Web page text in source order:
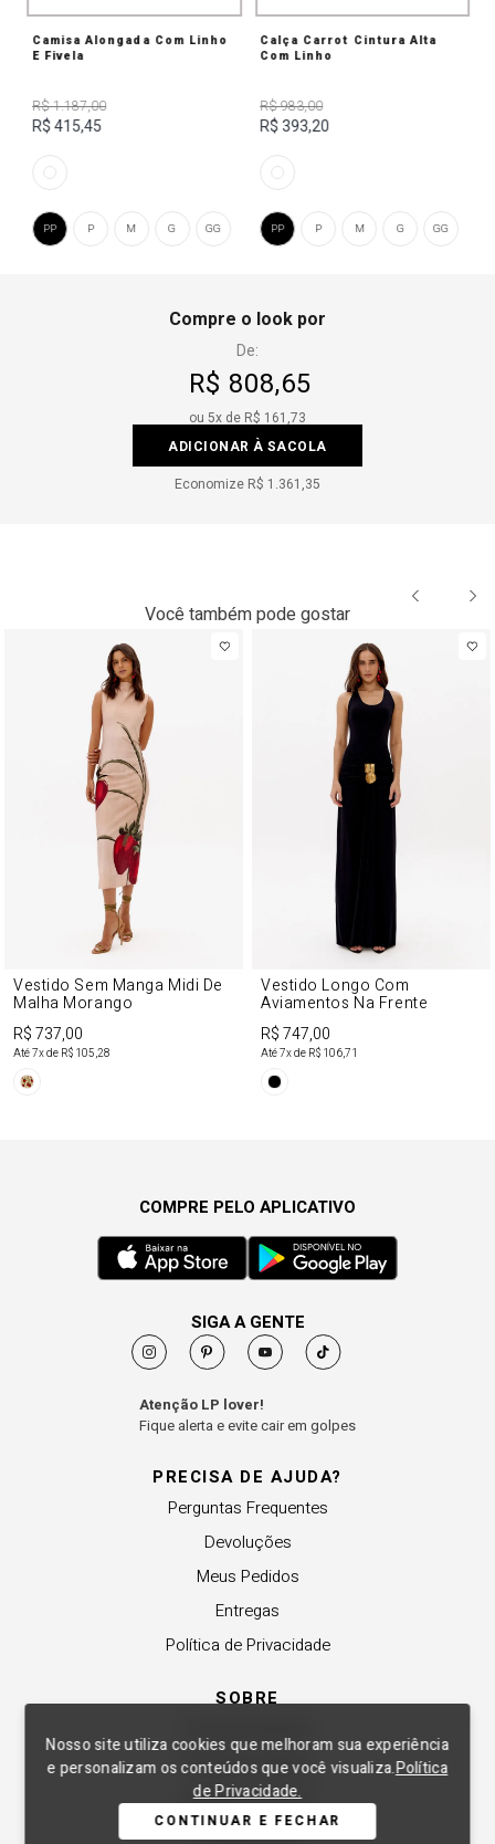
Nosso site utiliza cookies que melhoram sua experiência
e personalizam os conteúdos que você visualiza.Política
de Privacidade.
CONTINUAR E FECHAR
Camisa Alongada Com Linho
E Fivela
R$ 1.187,00
R$ 415,45
G GG
M
P
PP
Calça Carrot Cintura Alta
Com Linho
R$ 983,00
R$ 393,20
G GG
M
P
PP
Compre o look por
De:
R$ 808,65
ou 5x de R$ 161,73
ADICIONAR À SACOLA
Economize R$ 1.361,35
Você também pode gostar
Vestido Sem Manga Midi De
Malha Morango
R$ 737,00
Até7x de R$ 105,28
Vestido Longo Com
Aviamentos Na Frente
R$ 747,00
Até7x de R$ 106,71
PRECISA DE AJUDA?
Perguntas Frequentes
Devoluções
Meus Pedidos
Entregas
Política de Privacidade
SOBRE
Revender a Marca
Trabalhe Conosco
Compre Local
COMPRE PELO APLICATIVO
SIGA A GENTE
Atenção LP lover!
Fique alerta e evite cair em golpes